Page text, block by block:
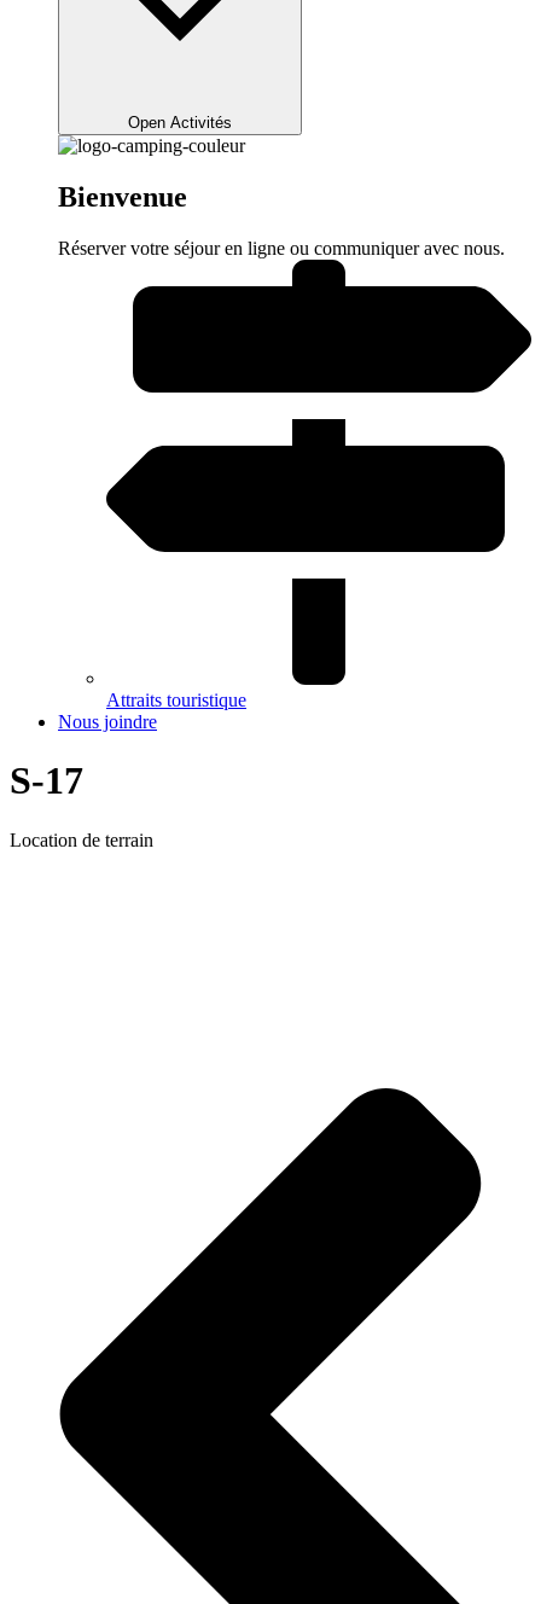
Open Activités
Bienvenue
Réserver votre séjour en ligne ou communiquer avec nous.
Attraits touristique
Nous joindre
S-17
Location de terrain